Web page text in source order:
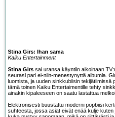
Stina Girs: Ihan sama
Kaiku Entertainment
Stina Girs sai uransa käyntiin aikoinaan
seurasi pari ei-niin-menestynyttä albumia.
luomista, ja uuden sinkkubiisin tekijätiimissä
tämä toinen Kaiku Entertaimentille tehty
ainakin kipaleeseen on saatu lastattua
Elektronisesti buustattu moderni popbiisi
suhteesta, jossa asiat eivät enää kulje